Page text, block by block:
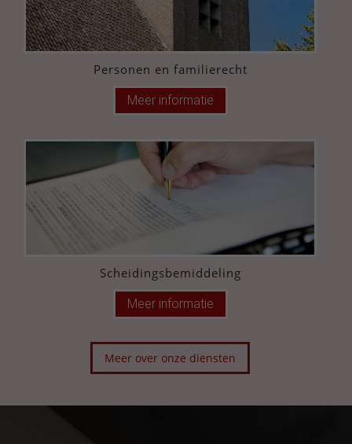
Personen en familierecht
Meer informatie
Scheidingsbemiddeling
Meer informatie
Meer over onze diensten